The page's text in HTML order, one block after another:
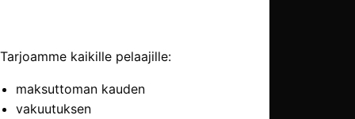
Tarjoamme kaikille pelaajille:
maksuttoman kauden
vakuutuksen